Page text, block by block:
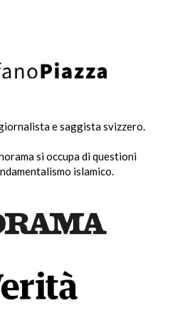
e saggista svizzero.
si occupa di questioni
islamico.